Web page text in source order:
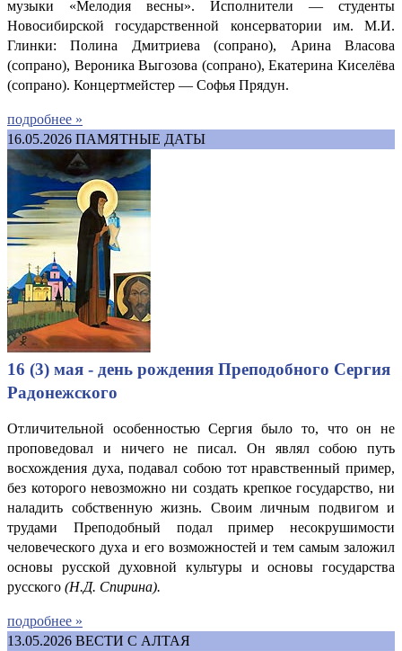
музыки «Мелодия весны». Исполнители — студенты
Новосибирской государственной консерватории им. М.И.
Глинки: Полина Дмитриева (сопрано), Арина Власова
(сопрано), Вероника Выгозова (сопрано), Екатерина Киселёва
(сопрано). Концертмейстер — Софья Прядун.
подробнее »
16.05.2026 ПАМЯТНЫЕ ДАТЫ
16 (3) мая - день рождения Преподобного Сергия
Радонежского
Отличительной особенностью Сергия было то, что он не
проповедовал и ничего не писал. Он являл собою путь
восхождения духа, подавал собою тот нравственный пример,
без которого невозможно ни создать крепкое государство, ни
наладить собственную жизнь. Своим личным подвигом и
трудами Преподобный подал пример несокрушимости
человеческого духа и его возможностей и тем самым заложил
основы русской духовной культуры и основы государства
русского (Н.Д. Спирина).
подробнее »
13.05.2026 ВЕСТИ С АЛТАЯ